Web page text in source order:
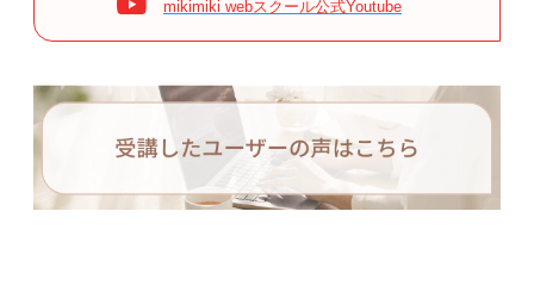
mikimiki webスクール公式Youtube